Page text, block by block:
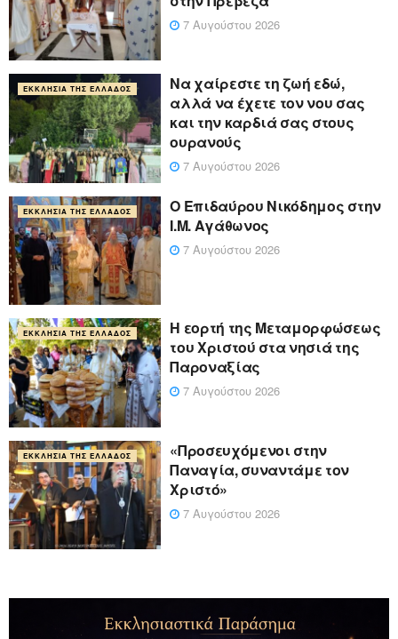
7 Αυγούστου 2026
ΕΚΚΛΗΣΊΑ ΤΗΣ ΕΛΛΆΔΟΣ
Να χαίρεστε τη ζωή εδώ,
αλλά να έχετε τον νου σας
και την καρδιά σας στους
ουρανούς
7 Αυγούστου 2026
ΕΚΚΛΗΣΊΑ ΤΗΣ ΕΛΛΆΔΟΣ
Ο Επιδαύρου Νικόδημος στην
Ι.Μ. Αγάθωνος
7 Αυγούστου 2026
ΕΚΚΛΗΣΊΑ ΤΗΣ ΕΛΛΆΔΟΣ
Η εορτή της Μεταμορφώσεως
του Χριστού στα νησιά της
Παροναξίας
7 Αυγούστου 2026
ΕΚΚΛΗΣΊΑ ΤΗΣ ΕΛΛΆΔΟΣ
«Προσευχόμενοι στην
Παναγία, συναντάμε τον
Χριστό»
7 Αυγούστου 2026